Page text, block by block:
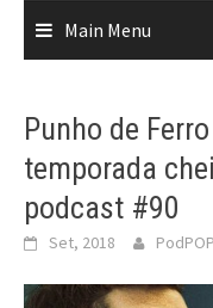
Main Menu
Punho de
temporada
podcast #90
Set, 2018 PodPOP